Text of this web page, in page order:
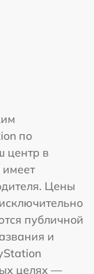
по
центр в
имеет
Цены
публичной
и
целях —